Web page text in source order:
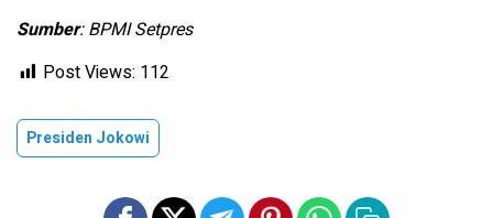
Sumber: BPMI Setpres
Post Views: 112
Presiden Jokowi